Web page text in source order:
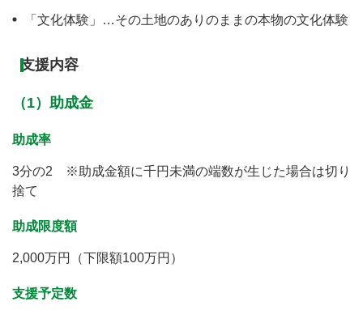
「文化体験」…その土地のありのままの本物の文化体験
支援内容
（1）助成金
助成率
3分の2 ※助成金額に千円未満の端数が生じた場合は切り
捨て
助成限度額
2,000万円（下限額100万円）
支援予定数